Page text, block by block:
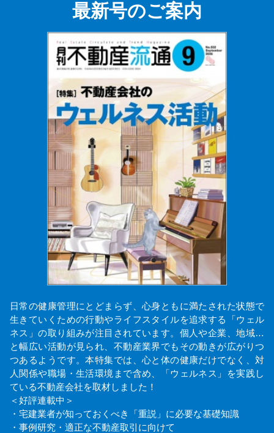
最新号のご案内
日常の健康管理にとどまらず、心身ともに満たされた状態で
生きていくための行動やライフスタイルを追求する「ウェル
ネス」の取り組みが注目されています。個人や企業、地域…
と幅広い活動が見られ、不動産業界でもその動きが広がりつ
つあるようです。本特集では、心と体の健康だけでなく、対
人関係や職場・生活環境まで含め、「ウェルネス」を実践し
ている不動産会社を取材しました！
＜好評連載中＞
・宅建業者が知っておくべき「重説」に必要な基礎知識
・事例研究・適正な不動産取引に向けて